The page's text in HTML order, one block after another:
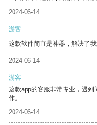
2024-06-14
游客
这款软件简直是神器，解决了我
2024-06-14
游客
这款app的客服非常专业，遇
作。
2024-06-14